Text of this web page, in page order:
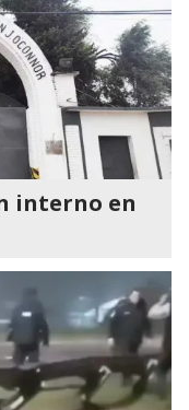
interno en